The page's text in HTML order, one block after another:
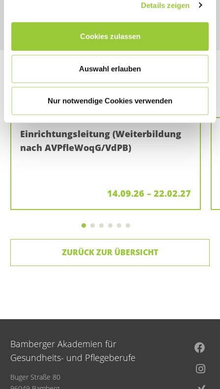
Details zeigen
Cookies zulassen
Auswahl erlauben
Nur notwendige Cookies verwenden
Das könnte Sie auch interessieren:
Einrichtungsleitung (Weiterbildung
nach AVPfleWoqG/VdPB)
14.09.26 – 22.02.27
ZURÜCK ZUR ÜBERSICHT
Bamberger Akademien für
Gesundheits- und Pflegeberufe
Buger Straße 80